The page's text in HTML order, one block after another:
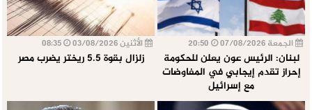
الجمعة 07/08/2026
لبنان: الرئيس عون يعلن للحكومة
إحراز تقدم إيجابي في المفاوضات
مع إسرائيل
الأثنين 03/08/2026
زلزال بقوة 5.5 ريختر يضرب مصر